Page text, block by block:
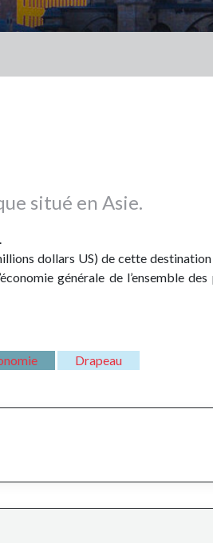
situé en Asie.
dollars US) de cette destination
générale de l’ensemble des
Drapeau